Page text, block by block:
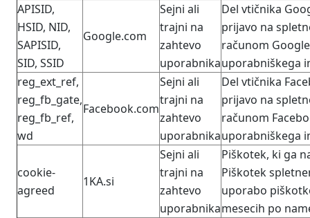
APISID,
HSID, NID,
SAPISID,
SID, SSID
Google.com
Sejni ali
trajni na
zahtevo
uporabnika
Del vtičnika
prijavo na
računom
uporabniškega
reg_ext_ref,
reg_fb_gate,
reg_fb_ref,
wd
Facebook.com
Sejni ali
trajni na
zahtevo
uporabnika
Del vtičnika
prijavo na
računom
uporabniškega
cookie-
agreed
1KA.si
Sejni ali
trajni na
zahtevo
uporabnika
Piškotek, ki ga
Piškotek
uporabo
mesecih po